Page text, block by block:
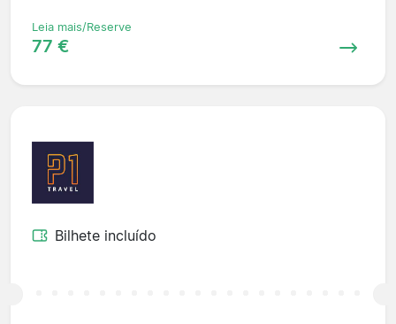
Leia mais/Reserve
77 €
Bilhete incluído